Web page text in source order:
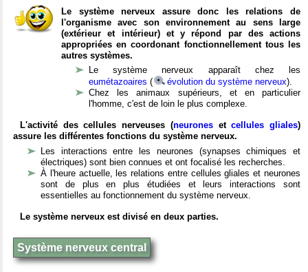
Le système nerveux assure donc les relations de
l'organisme avec son environnement au sens large
(extérieur et intérieur) et y répond par des actions
appropriées en coordonant fonctionnellement tous les
autres systèmes.
Le système nerveux apparaît chez les
eumétazoaires ( évolution du système nerveux).
Chez les animaux supérieurs, et en particulier
l'homme, c'est de loin le plus complexe.
L'activité des cellules nerveuses (neuronesetcellules gliales)
assure les différentes fonctions du système nerveux.
Les interactions entre les neurones (synapses chimiques et
électriques) sont bien connues et ont focalisé les recherches.
À l'heure actuelle, les relations entre cellules gliales et neurones
sont de plus en plus étudiées et leurs interactions sont
essentielles au fonctionnement du système nerveux.
Le système nerveux est divisé en deux parties.
Système nerveux central